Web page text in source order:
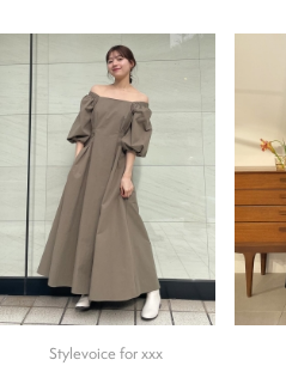
Stylevoice for xxx